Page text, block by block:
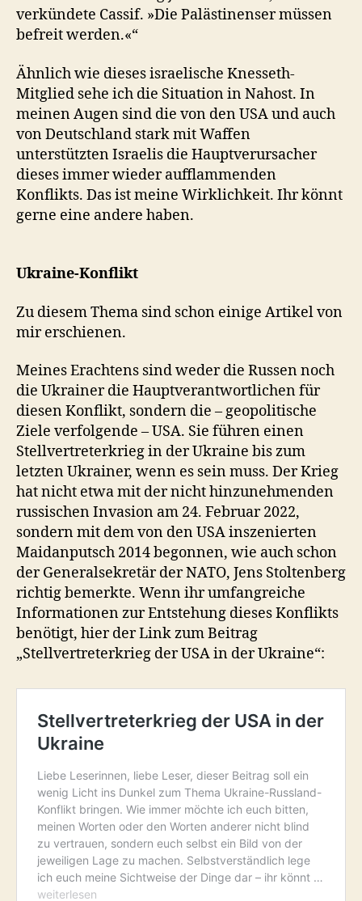
verkündete Cassif. »Die Palästinenser müssen
befreit werden.«“
Ähnlich wie dieses israelische Knesseth-
Mitglied sehe ich die Situation in Nahost. In
meinen Augen sind die von den USA und auch
von Deutschland stark mit Waffen
unterstützten Israelis die Hauptverursacher
dieses immer wieder aufflammenden
Konflikts. Das ist meine Wirklichkeit. Ihr könnt
gerne eine andere haben.
Ukraine-Konflikt
Zu diesem Thema sind schon einige Artikel von
mir erschienen.
Meines Erachtens sind weder die Russen noch
die Ukrainer die Hauptverantwortlichen für
diesen Konflikt, sondern die – geopolitische
Ziele verfolgende – USA. Sie führen einen
Stellvertreterkrieg in der Ukraine bis zum
letzten Ukrainer, wenn es sein muss. Der Krieg
hat nicht etwa mit der nicht hinzunehmenden
russischen Invasion am 24. Februar 2022,
sondern mit dem von den USA inszenierten
Maidanputsch 2014 begonnen, wie auch schon
der Generalsekretär der NATO, Jens Stoltenberg
richtig bemerkte. Wenn ihr umfangreiche
Informationen zur Entstehung dieses Konflikts
benötigt, hier der Link zum Beitrag
„Stellvertreterkrieg der USA in der Ukraine“: